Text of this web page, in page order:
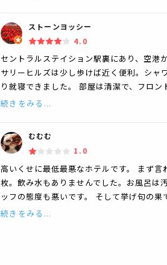
ストーンヨッシー
4.0
セントラルステイション駅裏にあり、空港
サリーヒルズは少し歩けば近く便利。シ
り就寝できました。 部屋は清潔で、フロ
続きをみる...
むむむ
1.0
高いくせに最低最悪なホテルです。 まず
枚。飲み水もありませんでした。お風呂は
ッフの態度も悪いです。 そして挙げ句の
続きをみる...